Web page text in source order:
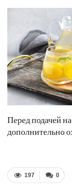
Перед подачей
дополнительно
0
197